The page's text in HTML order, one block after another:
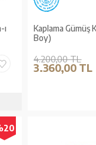
ı
Kaplama Gümüş
Boy)
4.200,00 TL
3.360,00 TL